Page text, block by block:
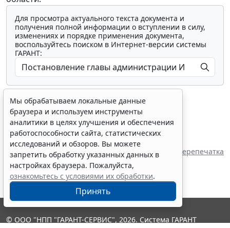
Для просмотра актуального текста документа и
получения полной информации о вступлении в силу,
изменениях и порядке применения документа,
воспользуйтесь поиском в Интернет-версии системы
ГАРАНТ:
Показать все материалы
Перепечатка
Мы обрабатываем локальные данные
браузера и используем инструменты
аналитики в целях улучшения и обеспечения
работоспособности сайта, статистических
исследований и обзоров. Вы можете
запретить обработку указанных данных в
настройках браузера. Пожалуйста,
ознакомьтесь с условиями их обработки.
Принять
© ООО "НПП "ГАРАНТ-СЕРВИС", 2026. Система ГАРАНТ